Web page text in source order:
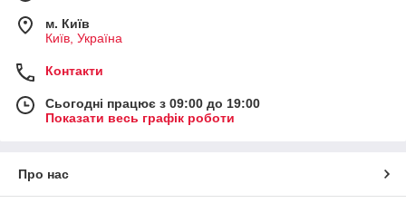
м. Київ
Київ, Україна
Контакти
Сьогодні працює з 09:00 до 19:00
Показати весь графік роботи
Про нас